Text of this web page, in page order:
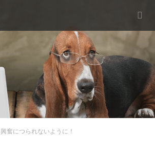
興奮につられないように！